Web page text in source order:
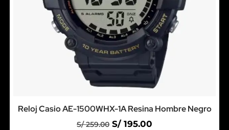
Reloj Casio AE-1500WHX-1A Resina Hombre Negro
S/259.00 S/ 195.00